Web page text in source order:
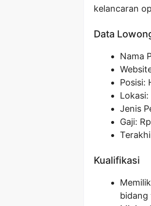
kelancaran
Data
Nama
Posisi:
Jenis
Gaji: Rp
Kualifikasi
bidang